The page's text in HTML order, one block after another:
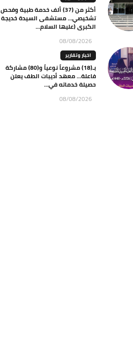
أكثر من (37) ألف خدمة طبية وفحص
تشخيصي… مستشفى السيدة خديجة
الكبرى (عليها السلام...
08/08/2026
اخبار وتقارير
بـ(18) مشروعاً نوعياً و(80) مشاركة
فاعلة… معهد أديبات الطف يعلن
حصيلة خدماته في...
08/08/2026